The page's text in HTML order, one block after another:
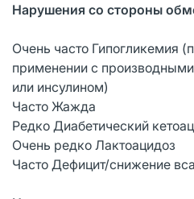
Нарушения со стороны
Очень часто Гипогликемия
применении с
или инсулином)
Часто Жажда
Редко Диабетический
Очень редко Лактоацидоз
Часто Дефицит/снижение